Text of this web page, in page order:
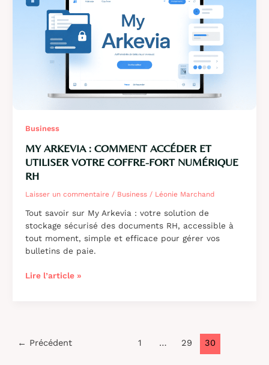
électronique
conforme
règlement
eIDAS
Business
MY ARKEVIA : COMMENT ACCÉDER ET
UTILISER VOTRE COFFRE-FORT NUMÉRIQUE
RH
Laisser un commentaire / Business/ Léonie Marchand
Tout savoir sur My Arkevia : votre solution de
stockage sécurisé des documents RH, accessible à
tout moment, simple et efficace pour gérer vos
bulletins de paie.
My
et
Lire l’article »
← Précédent 1 … 29 30